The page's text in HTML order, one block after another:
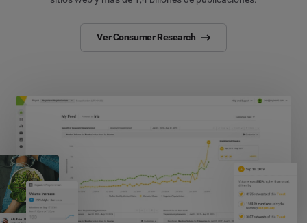
Ver Consumer Research